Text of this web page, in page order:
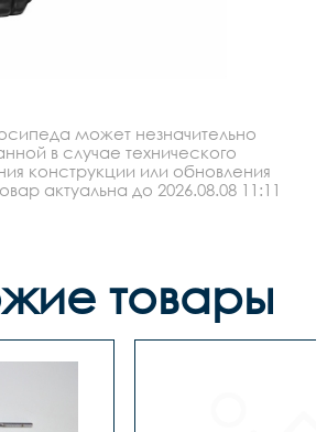
может незначительно
в случае технического
конструкции или обновления
актуальна до 2026.08.08 11:11
товары